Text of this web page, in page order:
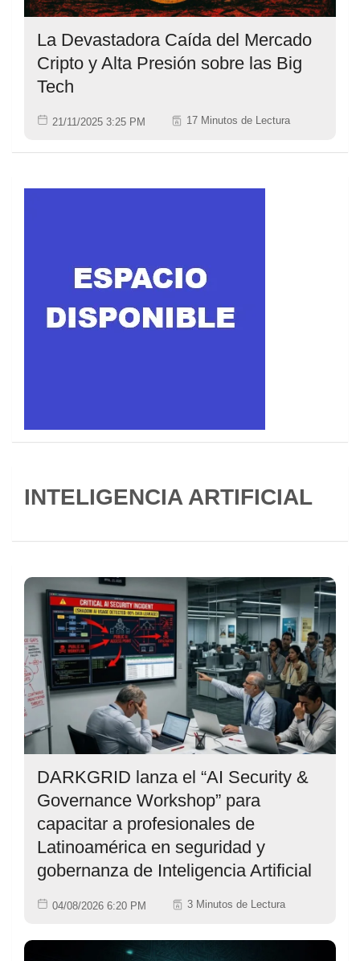
La Devastadora Caída del Mercado
Cripto y Alta Presión sobre las Big
Tech
21/11/2025 3:25 PM 17 Minutos de Lectura
INTELIGENCIA ARTIFICIAL
DARKGRID lanza el “AI Security &
Governance Workshop” para
capacitar a profesionales de
Latinoamérica en seguridad y
gobernanza de Inteligencia Artificial
04/08/2026 6:20 PM 3 Minutos de Lectura